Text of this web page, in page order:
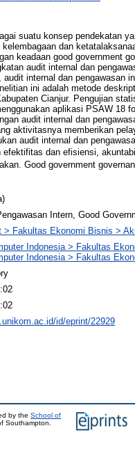
suatu konsep pendekatan
dan
keadaan good government
audit internal dan
internal dan pengawasan
ini adalah metode
Cianjur. Pengujian
aplikasi PSAW 18
audit internal dan
aktivitasnya memberikan
audit internal dan
dan efisiensi,
Good government
Intern, Good
> Fakultas Ekonomi Bisnis >
Indonesia > Fakultas
Indonesia > Fakultas
id/eprint/22929
by the School of
Southampton.